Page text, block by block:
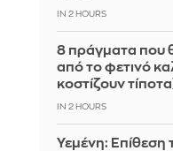
IN 2 HOURS
8 πράγματα που
από το φετινό
κοστίζουν
IN 2 HOURS
Υεμένη: Επίθεση